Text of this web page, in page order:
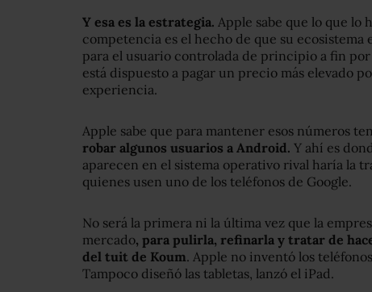
Y esa es la estrategia. Apple sabe que lo que lo
competencia es el hecho de que su
para el usuario controlada de principio a fin por
está dispuesto a pagar un precio más elevado
experiencia.
Apple sabe que para mantener esos números
robar algunos usuarios a Android. Y ahí es
aparecen en el sistema operativo rival haría la
quienes usen uno de los teléfonos de Google.
No será la primera ni la última vez que la
mercado, para pulirla, refinarla y tratar de
del tuit de Koum. Apple no inventó los
Tampoco diseñó las tabletas, lanzó el iPad.